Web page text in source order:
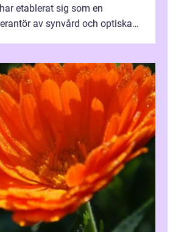
etablerat sig som en
av synvård och optiska